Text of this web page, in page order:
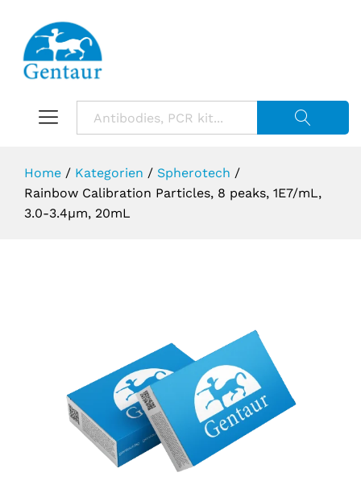
Home / Kategorien / Spherotech /
Rainbow Calibration Particles, 8 peaks, 1E7/mL,
3.0-3.4µm, 20mL